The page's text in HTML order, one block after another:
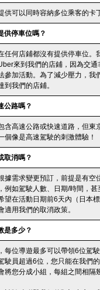
供可以同時容納多位乘客的卡
供停車位嗎？
任何店鋪都沒有提供停車位。
來到我們的店鋪，因為交通
參加活動。為了減少壓力，我
到我們的店鋪。
公路嗎？
含高速公路或快速道路，但東
個像是高速駕駛的刺激體驗！
取消嗎？
據需求變更預訂，前提是有空
例如駕駛人數、日期/時間，甚
望在活動日期前6天內（日本
適用我們的取消政策。
是多少？
每位導遊最多可以帶領6位駕駛
駛員超過6位，您只能在我們
將您分成小組，每組之間相隔